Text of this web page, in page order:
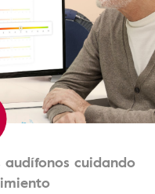
cuidando